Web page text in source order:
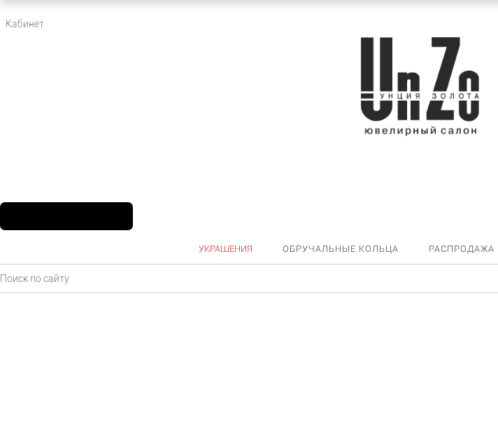
Кабинет
УКРАШЕНИЯ ОБРУЧАЛЬНЫЕ КОЛЬЦА РАСПРОДАЖА
Главная Каталог